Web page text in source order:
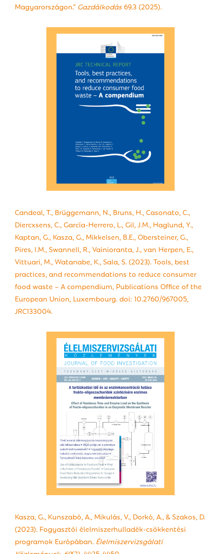
Magyarországon.” Gazdálkodás69.3 (2025).
Candeal, T., Brüggemann, N., Bruns, H., Casonato, C.,
Diercxsens, C., García-Herrero, L., Gil, J.M., Haglund, Y.,
Kaptan, G., Kasza, G., Mikkelsen, B.E., Obersteiner, G.,
Pires, I.M., Swannell, R., Vainioranta, J., van Herpen, E.,
Vittuari, M., Watanabe, K., Sala, S. (2023). Tools, best
practices, and recommendations to reduce consumer
food waste – A compendium, Publications Office of the
European Union, Luxembourg. doi: 10.2760/967005,
JRC133004.
Kasza, G., Kunszabó, A., Mikulás, V., Dorkó, A., & Szakos, D.
(2023). Fogyasztói élelmiszerhulladék-csökkentési
programok Európában. Élelmiszervizsgálati